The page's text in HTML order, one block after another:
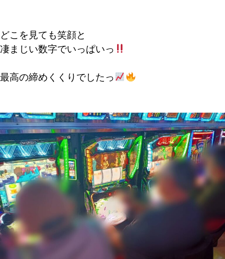
どこを見ても笑顔と
凄まじい数字でいっぱいっ
最高の締めくくりでしたっ